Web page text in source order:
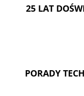
25 LAT
PORADY